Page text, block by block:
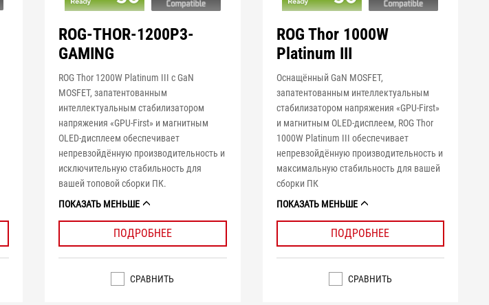
ROG-THOR-1200P3-
GAMING
ROG Thor 1200W Platinum III с GaN
MOSFET, запатентованным
интеллектуальным стабилизатором
напряжения «GPU-First» и магнитным
OLED-дисплеем обеспечивает
непревзойдённую производительность и
исключительную стабильность для
вашей топовой сборки ПК.
ПОКАЗАТЬ МЕНЬШЕ
ПОДРОБНЕЕ
СРАВНИТЬ
ROG Thor 1000W
Platinum III
Оснащённый GaN MOSFET,
запатентованным интеллектуальным
стабилизатором напряжения «GPU-First»
и магнитным OLED-дисплеем, ROG Thor
1000W Platinum III обеспечивает
непревзойдённую производительность и
максимальную стабильность для вашей
сборки ПК
ПОКАЗАТЬ МЕНЬШЕ
ПОДРОБНЕЕ
СРАВНИТЬ